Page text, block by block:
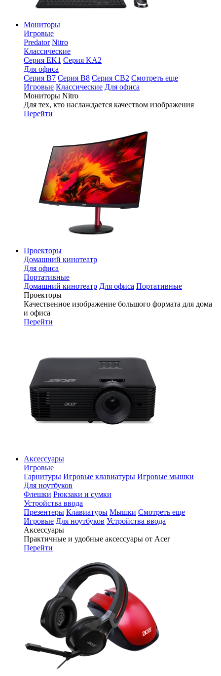
Мониторы
Игровые
Predator Nitro
Классические
Серия EK1 Серия KA2
Для офиса
Серия B7 Серия B8 Серия CB2 Смотреть еще
Игровые Классические Для офиса
Мониторы Nitro
Для тех, кто наслаждается качеством изображения
Перейти
Проекторы
Домашний кинотеатр
Для офиса
Портативные
Домашний кинотеатр Для офиса Портативные
Проекторы
Качественное изображение большого формата для дома
и офиса
Перейти
Аксессуары
Игровые
Гарнитуры Игровые клавиатуры Игровые мышки
Для ноутбуков
Флешки Рюкзаки и сумки
Устройства ввода
Презентеры Клавиатуры Мышки Смотреть еще
Игровые Для ноутбуков Устройства ввода
Аксессуары
Практичные и удобные аксессуары от Acer
Перейти